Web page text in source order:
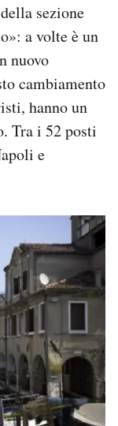
sezione
a volte è un
nuovo
cambiamento
hanno un
Tra i 52 posti
e